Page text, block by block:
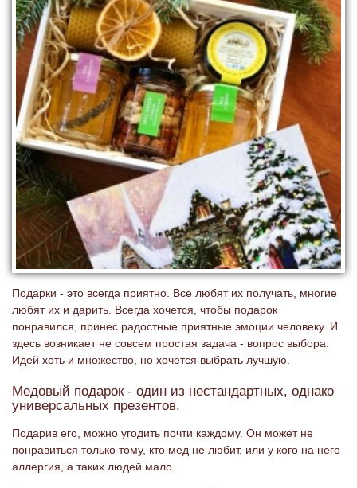
Подарки - это всегда приятно. Все любят их получать, многие
любят их и дарить. Всегда хочется, чтобы подарок
понравился, принес радостные приятные эмоции человеку. И
здесь возникает не совсем простая задача - вопрос выбора.
Идей хоть и множество, но хочется выбрать лучшую.
Медовый подарок - один из нестандартных, однако
универсальных презентов.
Подарив его, можно угодить почти каждому. Он может не
понравиться только тому, кто мед не любит, или у кого на него
аллергия, а таких людей мало.